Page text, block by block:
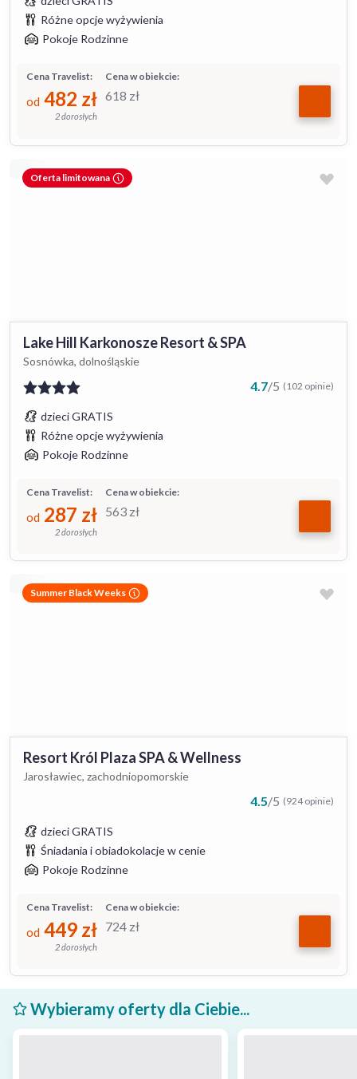
Różne opcje wyżywienia
Pokoje Rodzinne
Cena w obiekcie:
618 zł
Cena Travelist:
od 482 zł
2 dorosłych
Oferta limitowana
Lake Hill Karkonosze Resort & SPA
Sosnówka, dolnośląskie
4.7/5 (102 opinie)
dzieci GRATIS
Różne opcje wyżywienia
Pokoje Rodzinne
Cena w obiekcie:
563 zł
Cena Travelist:
od 287 zł
2 dorosłych
Summer Black Weeks
Resort Król Plaza SPA & Wellness
Jarosławiec, zachodniopomorskie
4.5/5 (924 opinie)
dzieci GRATIS
Śniadania i obiadokolacje w cenie
Pokoje Rodzinne
Cena w obiekcie:
724 zł
Cena Travelist:
od 449 zł
2 dorosłych
Wybieramy oferty dla Ciebie...